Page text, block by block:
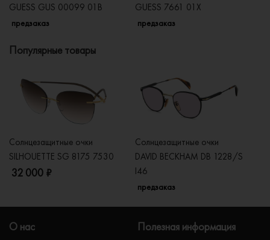
GUESS GUS 00099 01B
предзаказ
GUESS 7661 01X
предзаказ
Популярные товары
Солнцезащитные очки
SILHOUETTE SG 8175 7530
32 000 ₽
Солнцезащитные очки
DAVID BECKHAM DB 1228/S
I46
предзаказ
О нас
Полезная информация